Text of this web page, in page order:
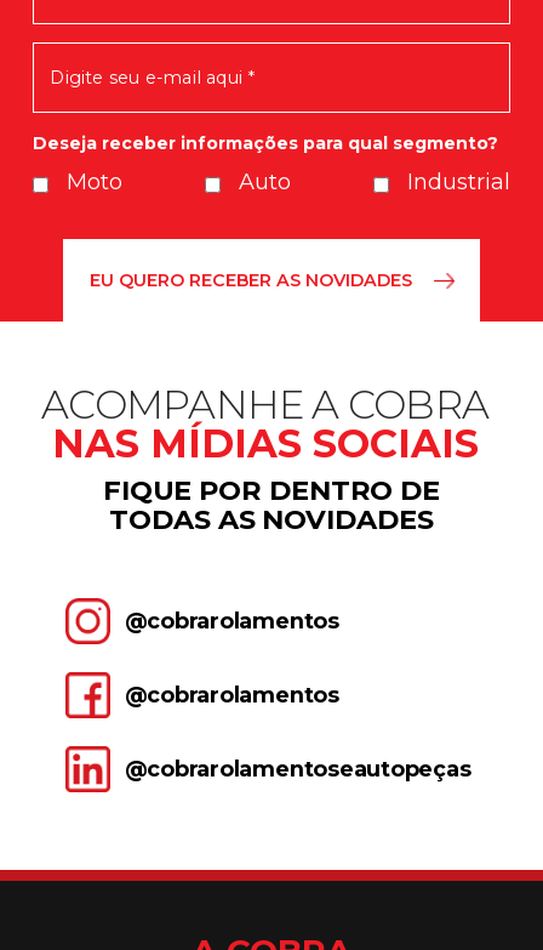
Deseja receber informações para qual segmento?
Moto Auto Industrial
Em breve você receberá nossas
ACOMPANHE A COBRA
NAS MÍDIAS SOCIAIS
FIQUE POR DENTRO DE
TODAS AS NOVIDADES
@cobrarolamentos
@cobrarolamentos
@cobrarolamentoseautopeças